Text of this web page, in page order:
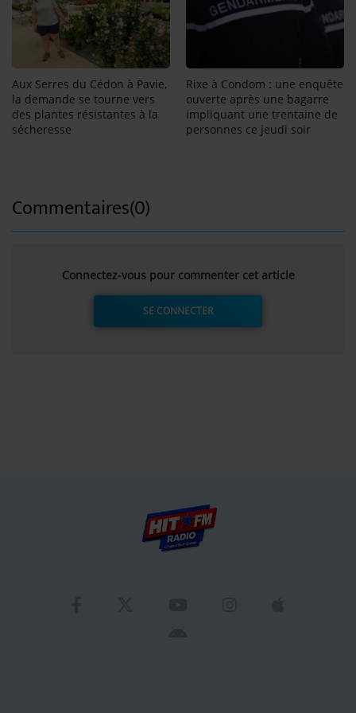
Aux Serres du Cédon à Pavie,
la demande se tourne vers
des plantes résistantes à la
sécheresse
Rixe à Condom : une enquête
ouverte après une bagarre
impliquant une trentaine de
personnes ce jeudi soir
Commentaires(0)
Connectez-vous pour commenter cet article
SE CONNECTER